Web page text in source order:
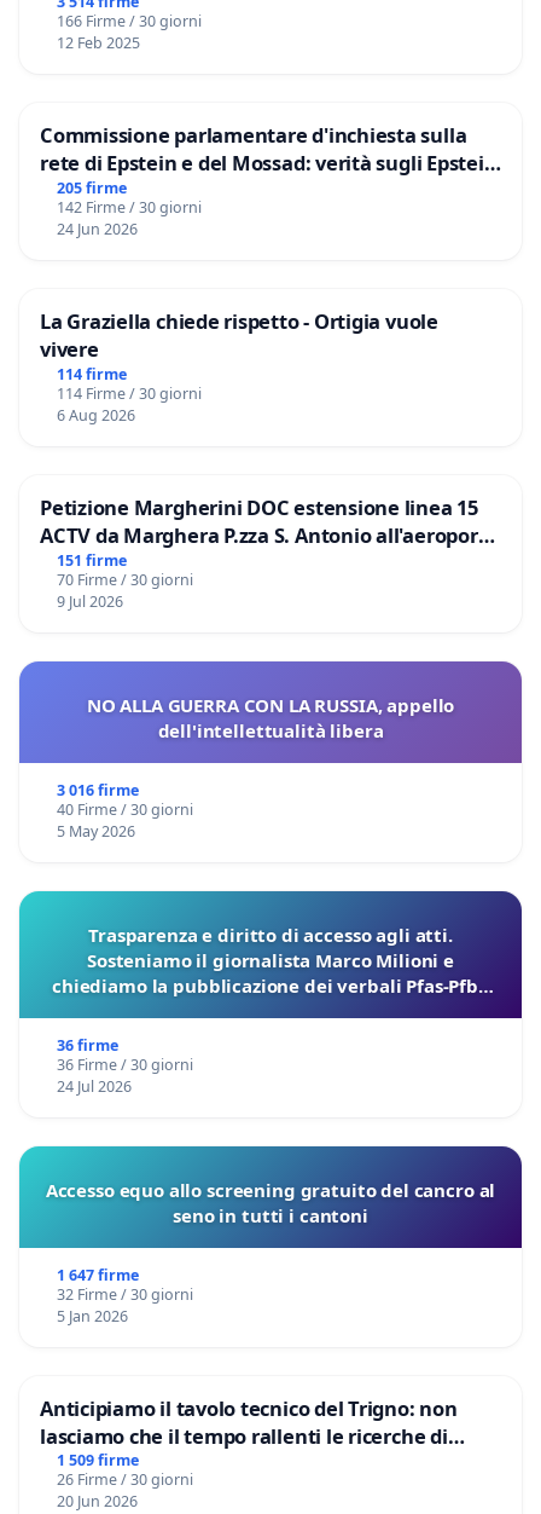
166 Firme / 30 giorni
12 Feb 2025
Commissione parlamentare d'inchiesta sulla
rete di Epstein e del Mossad: verità sugli Epstein
Files
205 firme
142 Firme / 30 giorni
24 Jun 2026
La Graziella chiede rispetto - Ortigia vuole
vivere
114 firme
114 Firme / 30 giorni
6 Aug 2026
Petizione Margherini DOC estensione linea 15
ACTV da Marghera P.zza S. Antonio all'aeroporto
Marco Polo tariffa a € 1,50
151 firme
70 Firme / 30 giorni
9 Jul 2026
NO ALLA GUERRA CON LA RUSSIA, appello
dell'intellettualità libera
3 016 firme
40 Firme / 30 giorni
5 May 2026
Trasparenza e diritto di accesso agli atti.
Sosteniamo il giornalista Marco Milioni e
chiediamo la pubblicazione dei verbali Pfas-Pfba
36 firme
36 Firme / 30 giorni
24 Jul 2026
Accesso equo allo screening gratuito del cancro al
seno in tutti i cantoni
1 647 firme
32 Firme / 30 giorni
5 Jan 2026
Anticipiamo il tavolo tecnico del Trigno: non
lasciamo che il tempo rallenti le ricerche di
Domenico Racanati
1 509 firme
26 Firme / 30 giorni
20 Jun 2026